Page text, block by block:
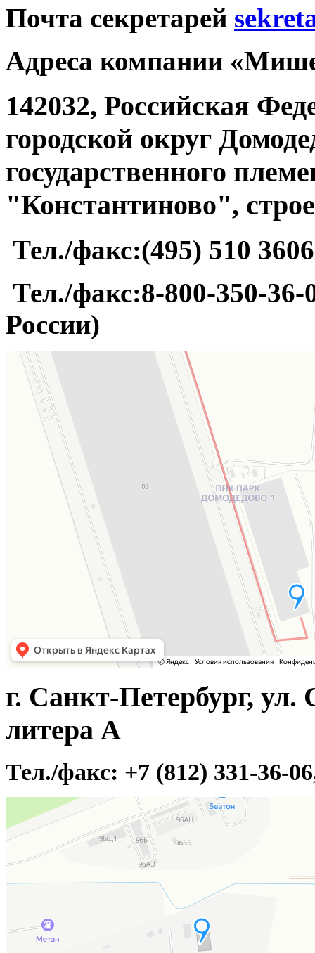
Почта секретарей
Адреса компании
142032, Российская
городской округ
государственного
"Константиново",
Тел./факс:(495) 510
Тел./факс:8-800-350-36-
России)
г. Санкт-Петербург,
литера А
Тел./факс: +7 (812) 331-36-